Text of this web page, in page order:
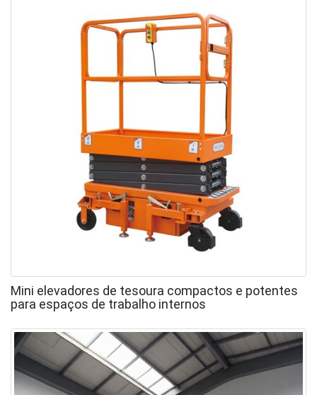
Mini elevadores de tesoura compactos e potentes
para espaços de trabalho internos